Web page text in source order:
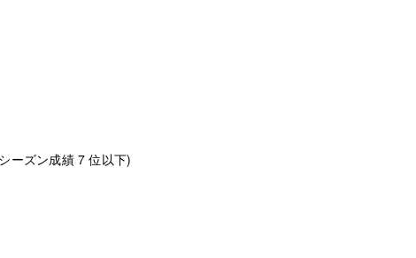
ーズン成績 7 位以下)